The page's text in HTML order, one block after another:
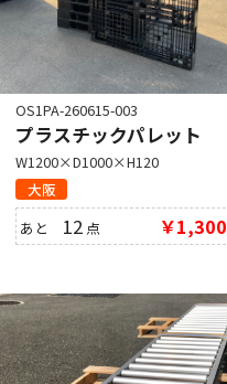
OS1PA-260615-003
プラスチックパレット
W1200×D1000×H120
大阪
あと 12 点 ￥1,300